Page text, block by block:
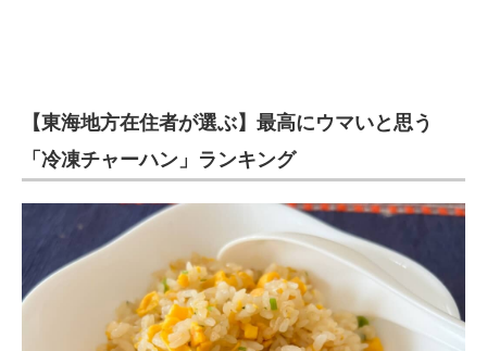
【東海地方在住者が選ぶ】最高にウマいと思う
「冷凍チャーハン」ランキング